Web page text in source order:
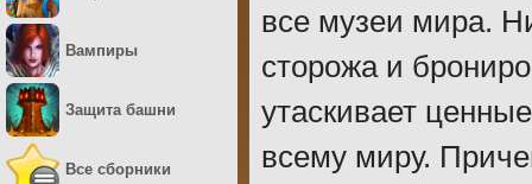
все музеи мира.
сторожа и
утаскивает
всему миру.
Вампиры
Защита башни
Все сборники